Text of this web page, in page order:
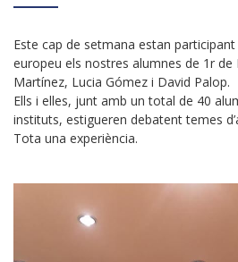
Este cap de setmana estan
europeu els nostres alumnes de 1r de
Martínez, Lucia Gómez i David Palop.
Ells i elles, junt amb un total de 40
instituts, estigueren debatent temes
Tota una experiència.